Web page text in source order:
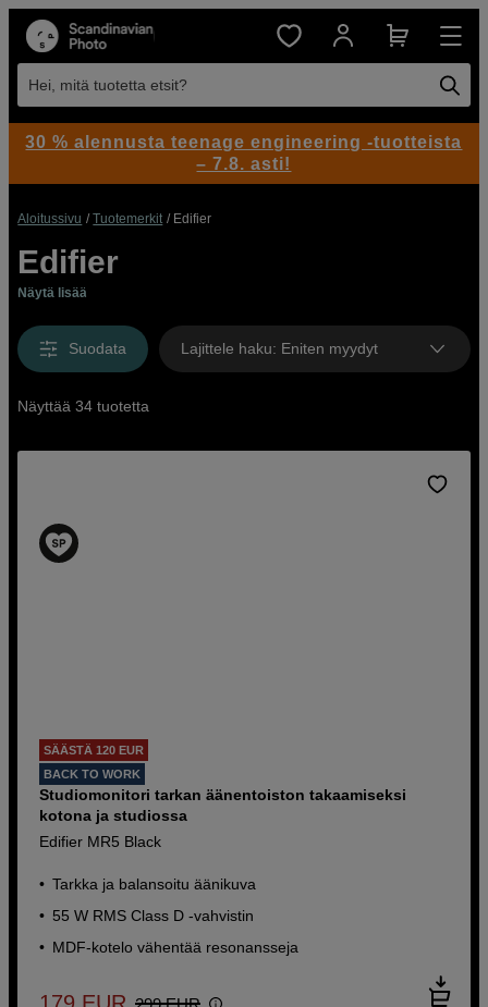
Hei, mitä tuotetta etsit?
Aloitussivu Tuotemerkit Edifier
Edifier
Näytä lisää
Suodata Lajittele haku: Eniten myydyt
Näyttää 34 tuotetta
SÄÄSTÄ 120 EUR
BACK TO WORK
Studiomonitori tarkan äänentoiston takaamiseksi
kotona ja studiossa
Edifier MR5 Black
Tarkka ja balansoitu äänikuva
55 W RMS Class D -vahvistin
MDF-kotelo vähentää resonansseja
30 % alennusta teenage engineering -tuotteista
– 7.8. asti!